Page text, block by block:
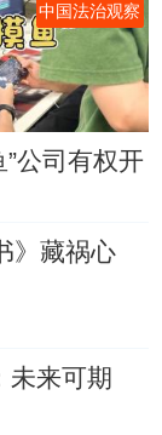
中国法治观察
”公司有权开
》藏祸心
未来可期